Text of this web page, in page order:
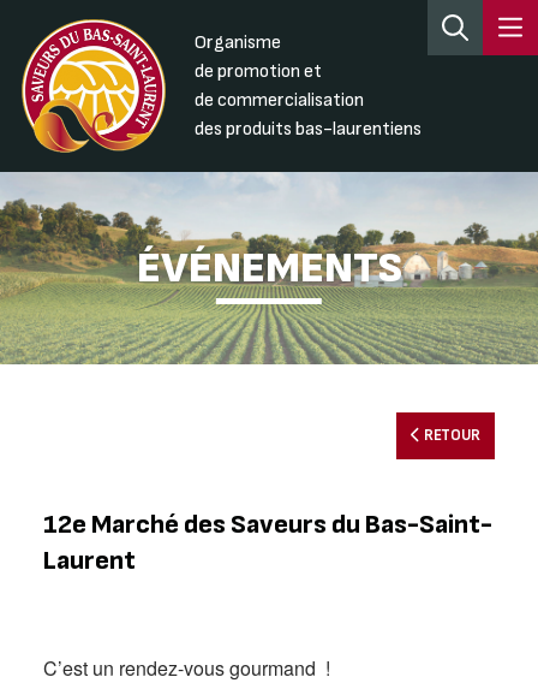
Organisme
de promotion et
de commercialisation
des produits bas-laurentiens
ÉVÉNEMENTS
RETOUR
12e Marché des Saveurs du Bas-Saint-
Laurent
C’est un rendez-vous gourmand !